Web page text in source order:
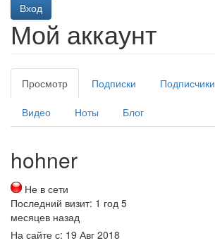
Вход
Мой аккаунт
Главные
вкладки
Просмотр (активная
вкладка)
Подписки Подписчики
Видео Ноты Блог
hohner
Не в сети
Последний визит: 1 год 5
месяцев назад
На сайте с: 19 Авг 2018